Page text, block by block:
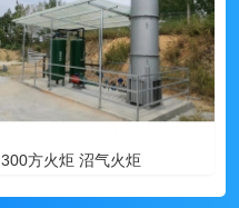
300方火炬 沼气火炬